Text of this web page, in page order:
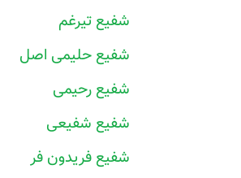
شفیع تیرغم
شفیع حلیمی اصل
شفیع رحیمی
شفیع شفیعی
شفیع فریدون فر